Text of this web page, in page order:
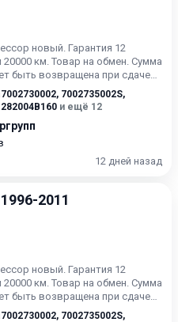
нoвый. Гарантия 12
20000 км. Товар на обмен. Сумма
быть возвращена при сдаче
Требует...
7002730002, 7002735002S,
282004B160 и ещё 12
12 дней назад
2011
новый. Гарантия 12
20000 км. Товар на обмен. Сумма
быть возвращена при сдаче
Требует...
7002730002, 7002735002S,